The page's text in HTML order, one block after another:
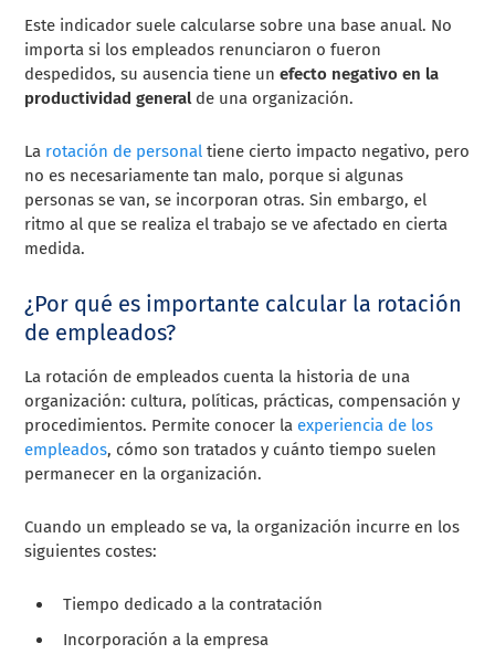
Este indicador suele calcularse sobre una base anual. No
importa si los empleados renunciaron o fueron
despedidos, su ausencia tiene unefecto negativo en la
productividad generalde una organización.
La rotación de personal tiene cierto impacto negativo, pero
no es necesariamente tan malo, porque si algunas
personas se van, se incorporan otras. Sin embargo, el
ritmo al que se realiza el trabajo se ve afectado en cierta
medida.
¿Por qué es importante calcular la rotación
de empleados?
La rotación de empleados cuenta la historia de una
organización: cultura, políticas, prácticas, compensación y
procedimientos. Permite conocer la experiencia de los
empleados, cómo son tratados y cuánto tiempo suelen
permanecer en la organización.
Cuando un empleado se va, la organización incurre en los
siguientes costes:
Tiempo dedicado a la contratación
Incorporación a la empresa